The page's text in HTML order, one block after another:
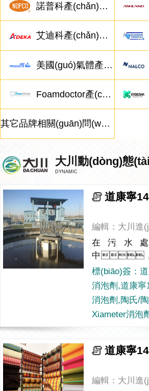
諾普科產(chǎn)品相關(guān)問(wèn)題
艾迪科產(chǎn)品相關(guān)問(wèn)題
美國(guó)氣體產(chǎn)品相關(guān)問(wèn)題
Foamdoctor產(chǎn)品相關(guān)問(wèn)題
其它品牌相關(guān)問(wèn)題
大川動(dòng)態
DYNAMIC
編輯：大川進
在污水
中，
是一個(gè)
題。泡
的處理操作
(shè)備和工
響。然
道康寧1410
標(biāo)簽：
消泡劑,道康寧
消泡劑,陶氏/
Xiameter消泡
編輯：大川進